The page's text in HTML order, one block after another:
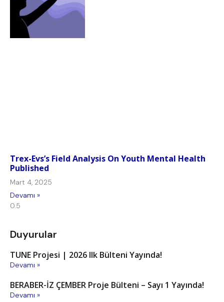
Trex-Evs’s Field Analysis On Youth Mental Health
Published
Mart 4, 2025
Devamı »
Duyurular
TUNE Projesi | 2026 Ilk Bülteni Yayında!
Devamı »
BERABER-İZ ÇEMBER Proje Bülteni – Sayı 1 Yayında!
Devamı »